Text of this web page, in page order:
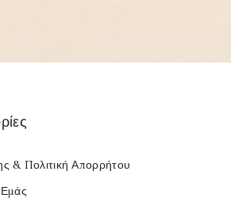
& Πολιτική Απορρήτου